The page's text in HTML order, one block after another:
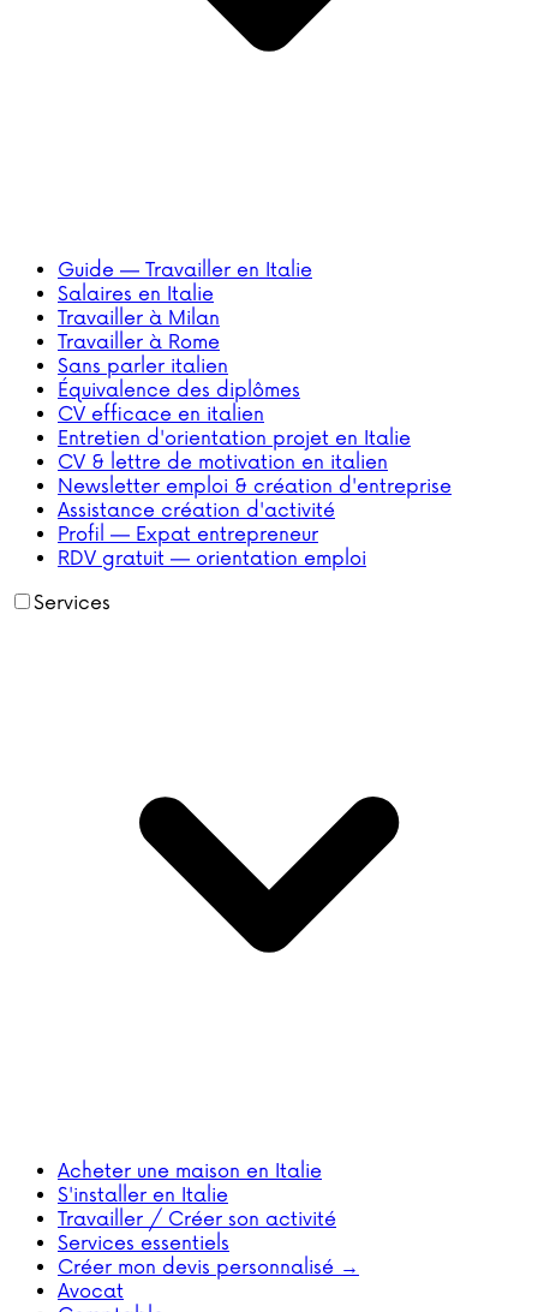
Guide — Travailler en Italie
Salaires en Italie
Travailler à Milan
Travailler à Rome
Sans parler italien
Équivalence des diplômes
CV efficace en italien
Entretien d'orientation projet en Italie
CV & lettre de motivation en italien
Newsletter emploi & création d'entreprise
Assistance création d'activité
Profil — Expat entrepreneur
RDV gratuit — orientation emploi
Services
Acheter une maison en Italie
S'installer en Italie
Travailler / Créer son activité
Services essentiels
Créer mon devis personnalisé →
Avocat